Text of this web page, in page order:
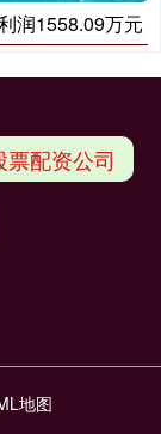
润1558.09万元
票配资公司
地图